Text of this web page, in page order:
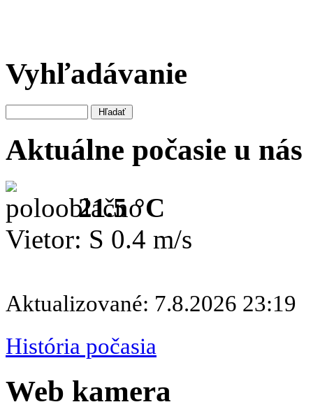
Vyhľadávanie
Aktuálne počasie u nás
21.5 °C
Vietor: S 0.4 m/s
Aktualizované: 7.8.2026 23:19
História počasia
Web kamera